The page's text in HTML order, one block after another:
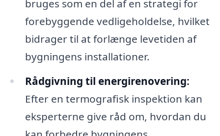
bruges som en del af en strategi for
forebyggende vedligeholdelse, hvilket
bidrager til at forlænge levetiden af
bygningens installationer.
Rådgivning til energirenovering:
Efter en termografisk inspektion kan
eksperterne give råd om, hvordan du